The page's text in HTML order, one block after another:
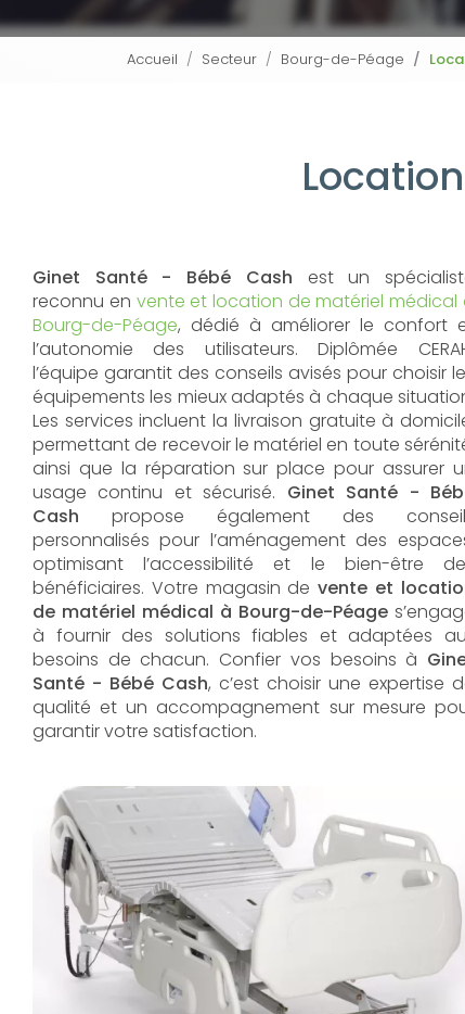
Accueil Secteur Bourg-de-Péage
Ginet Santé - Bébé Cash est un
reconnu en vente et location de matériel médical
Bourg-de-Péage, dédié à améliorer le confort
l’autonomie des utilisateurs. Diplômée
l’équipe garantit des conseils avisés pour choisir
équipements les mieux adaptés à chaque
Les services incluent la livraison gratuite à
permettant de recevoir le matériel en toute
ainsi que la réparation sur place pour assurer
usage continu et sécurisé. Ginet Santé -
Cash propose également des
personnalisés pour l’aménagement des
optimisant l’accessibilité et le bien-être
bénéficiaires. Votre magasin devente et
de matériel médical à Bourg-de-Péage
à fournir des solutions fiables et adaptées
besoins de chacun. Confier vos besoins à
Santé - Bébé Cash, c’est choisir une expertise
qualité et un accompagnement sur mesure
garantir votre satisfaction.